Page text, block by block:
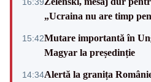
„Ucraina nu are timp
15:42Mutare importantă în
Magyar la președinție
14:34Alertă la granița